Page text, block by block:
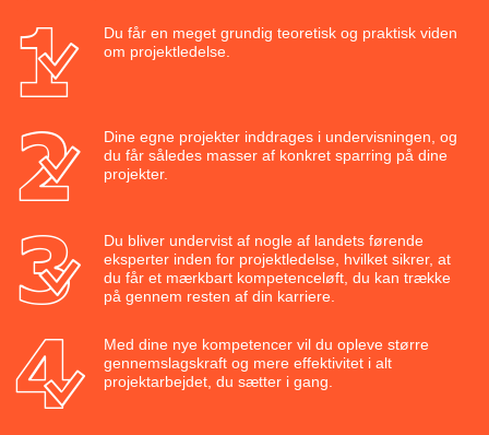
Du får en meget grundig teoretisk og praktisk viden
om projektledelse.
Dine egne projekter inddrages i undervisningen, og
du får således masser af konkret sparring på dine
projekter.
Du bliver undervist af nogle af landets førende
eksperter inden for projektledelse, hvilket sikrer, at
du får et mærkbart kompetenceløft, du kan trække
på gennem resten af din karriere.
Med dine nye kompetencer vil du opleve større
gennemslagskraft og mere effektivitet i alt
projektarbejdet, du sætter i gang.